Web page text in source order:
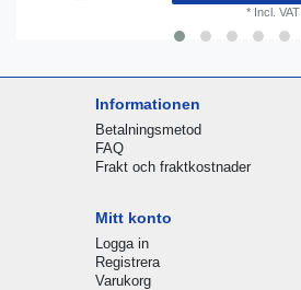
* Incl. VAT
Informationen
Betalningsmetod
FAQ
Frakt och fraktkostnader
Mitt konto
Logga in
Registrera
Varukorg